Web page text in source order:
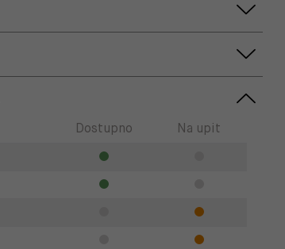
Dostupno
Na upit